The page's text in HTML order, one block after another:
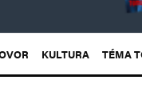
KULTURA TÉMA